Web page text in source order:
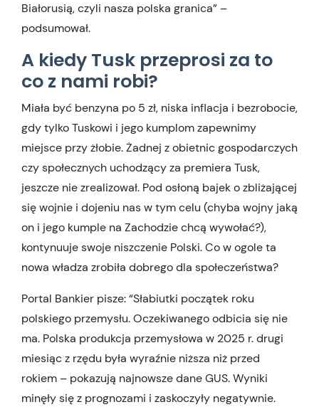
Białorusią, czyli nasza polska granica” –
podsumował.
A kiedy Tusk przeprosi za to
co z nami robi?
Miała być benzyna po 5 zł, niska inflacja i bezrobocie,
gdy tylko Tuskowi i jego kumplom zapewnimy
miejsce przy żłobie. Żadnej z obietnic gospodarczych
czy społecznych uchodzący za premiera Tusk,
jeszcze nie zrealizował. Pod osłoną bajek o zbliżającej
się wojnie i dojeniu nas w tym celu (chyba wojny jaką
on i jego kumple na Zachodzie chcą wywołać?),
kontynuuje swoje niszczenie Polski. Co w ogole ta
nowa władza zrobiła dobrego dla społeczeństwa?
Portal Bankier pisze: “Słabiutki początek roku
polskiego przemysłu. Oczekiwanego odbicia się nie
ma. Polska produkcja przemysłowa w 2025 r. drugi
miesiąc z rzędu była wyraźnie niższa niż przed
rokiem – pokazują najnowsze dane GUS. Wyniki
minęły się z prognozami i zaskoczyły negatywnie.